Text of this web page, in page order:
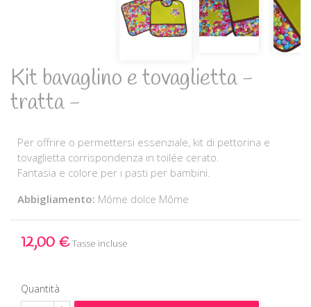
Kit bavaglino e tovaglietta -
tratta -
Per offrire o permettersi essenziale, kit di pettorina e
tovaglietta corrispondenza in toilée cerato.
Fantasia e colore per i pasti per bambini.
Abbigliamento: Môme dolce Môme
12,00 €Tasse incluse
Quantità